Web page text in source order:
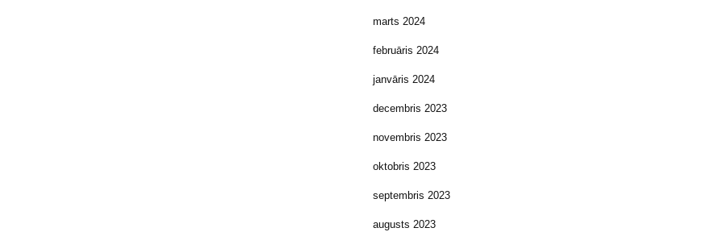
marts 2024
februāris 2024
janvāris 2024
decembris 2023
novembris 2023
oktobris 2023
septembris 2023
augusts 2023